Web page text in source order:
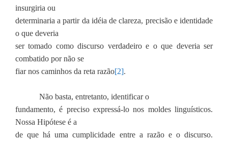
insurgiria ou
determinaria a partir da idéia de clareza, precisão e identidade
o que deveria
ser tomado como discurso verdadeiro e o que deveria ser
combatido por não se
fiar nos caminhos da reta razão[2].
Não basta, entretanto, identificar o
fundamento, é preciso expressá-lo nos moldes linguísticos.
Nossa Hipótese é a
de que há uma cumplicidade entre a razão e o discurso.